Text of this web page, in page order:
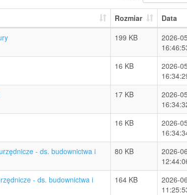
Rozmiar
Data
199 KB
2026-
16 KB
2026-
17 KB
2026-
16 KB
2026-
- ds. budownictwa i
80 KB
2026-
- ds. budownictwa i
164 KB
2026-